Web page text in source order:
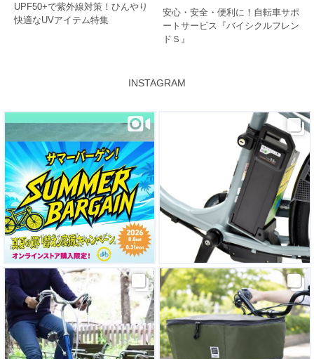
UPF50+で紫外線対策！ひんやり
快適なUVアイテム特集
安心・安全・便利に！自転車サポ
ートサービス『バイシクルフレン
ドＳ』
INSTAGRAM